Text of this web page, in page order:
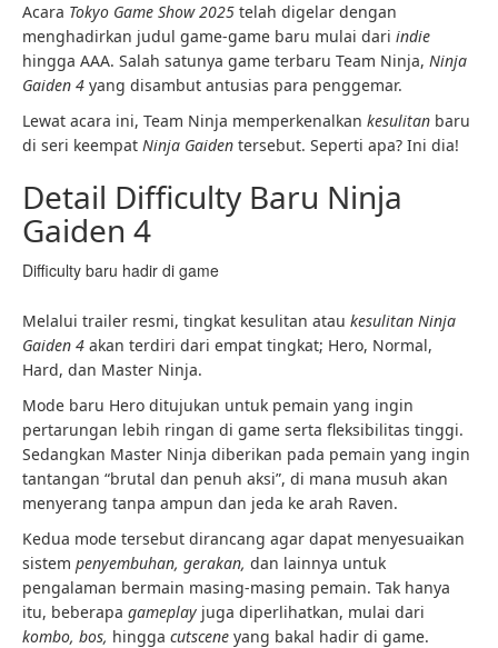
Acara Tokyo Game Show 2025 telah digelar dengan
menghadirkan judul game-game baru mulai dari indie
hingga AAA. Salah satunya game terbaru Team Ninja, Ninja
Gaiden 4 yang disambut antusias para penggemar.
Lewat acara ini, Team Ninja memperkenalkan kesulitan baru
di seri keempat Ninja Gaiden tersebut. Seperti apa? Ini dia!
Detail Difficulty Baru Ninja
Gaiden 4
Difficulty baru hadir di game
Melalui trailer resmi, tingkat kesulitan atau kesulitan Ninja
Gaiden 4 akan terdiri dari empat tingkat; Hero, Normal,
Hard, dan Master Ninja.
Mode baru Hero ditujukan untuk pemain yang ingin
pertarungan lebih ringan di game serta fleksibilitas tinggi.
Sedangkan Master Ninja diberikan pada pemain yang ingin
tantangan “brutal dan penuh aksi”, di mana musuh akan
menyerang tanpa ampun dan jeda ke arah Raven.
Kedua mode tersebut dirancang agar dapat menyesuaikan
sistem penyembuhan, gerakan, dan lainnya untuk
pengalaman bermain masing-masing pemain. Tak hanya
itu, beberapa gameplay juga diperlihatkan, mulai dari
kombo, bos, hingga cutscene yang bakal hadir di game.